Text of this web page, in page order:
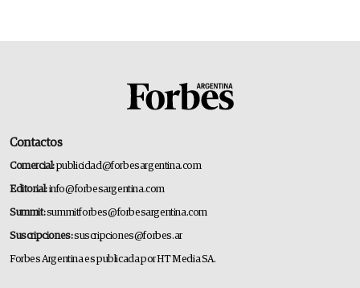
Contactos
Comercial:publicidad@forbesargentina.com
Editorial:info@forbesargentina.com
Summit:summitforbes@forbesargentina.com
Suscripciones:suscripciones@forbes.ar
Forbes Argentina es publicada por HT Media SA.